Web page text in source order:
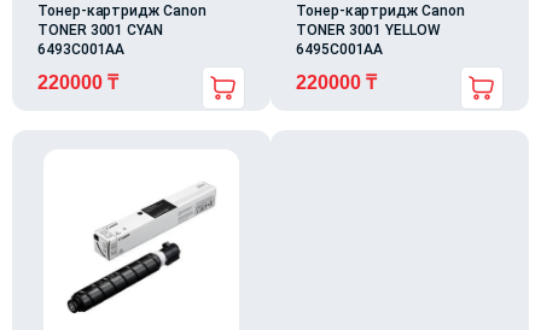
Тонер-картридж Canon
TONER 3001 CYAN
6493C001AA
220000 ₸
Тонер-картридж Canon
TONER 3001 YELLOW
6495C001AA
220000 ₸